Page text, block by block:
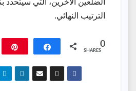
الترتيب النهائي.
Share 0
SHARES